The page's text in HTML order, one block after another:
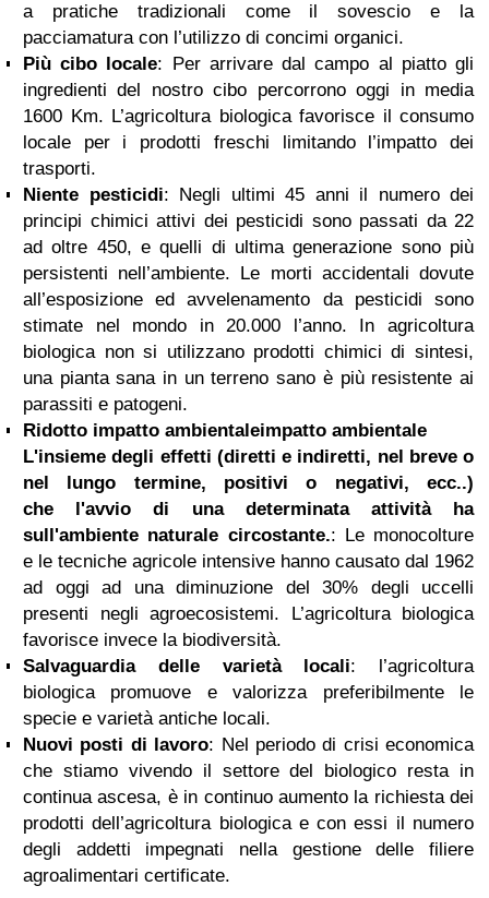
a pratiche tradizionali come il sovescio e la
pacciamatura con l’utilizzo di concimi organici.
Più cibo locale: Per arrivare dal campo al piatto gli
ingredienti del nostro cibo percorrono oggi in media
1600 Km. L’agricoltura biologica favorisce il consumo
locale per i prodotti freschi limitando l’impatto dei
trasporti.
Niente pesticidi: Negli ultimi 45 anni il numero dei
principi chimici attivi dei pesticidi sono passati da 22
ad oltre 450, e quelli di ultima generazione sono più
persistenti nell’ambiente. Le morti accidentali dovute
all’esposizione ed avvelenamento da pesticidi sono
stimate nel mondo in 20.000 l’anno. In agricoltura
biologica non si utilizzano prodotti chimici di sintesi,
una pianta sana in un terreno sano è più resistente ai
parassiti e patogeni.
Ridotto impatto ambientaleimpatto ambientale
L'insieme degli effetti (diretti e indiretti, nel breve o
nel lungo termine, positivi o negativi, ecc..)
che l'avvio di una determinata attività ha
sull'ambiente naturale circostante.: Le monocolture
e le tecniche agricole intensive hanno causato dal 1962
ad oggi ad una diminuzione del 30% degli uccelli
presenti negli agroecosistemi. L’agricoltura biologica
favorisce invece la biodiversità.
Salvaguardia delle varietà locali: l’agricoltura
biologica promuove e valorizza preferibilmente le
specie e varietà antiche locali.
Nuovi posti di lavoro: Nel periodo di crisi economica
che stiamo vivendo il settore del biologico resta in
continua ascesa, è in continuo aumento la richiesta dei
prodotti dell’agricoltura biologica e con essi il numero
degli addetti impegnati nella gestione delle filiere
agroalimentari certificate.